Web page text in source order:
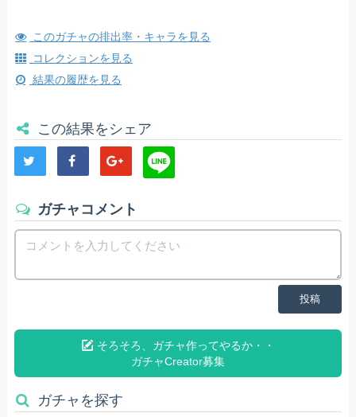
このガチャの排出率・キャラを見る
コレクションを見る
結果の履歴を見る
この結果をシェア
ガチャコメント
投稿
そろそろ、ガチャ作ってやるか・・
ガチャCreator募集
ガチャを探す